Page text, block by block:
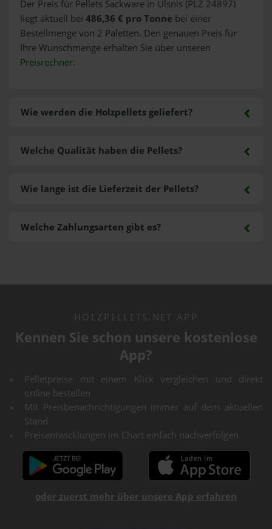
Der Preis für Pellets Sackware in Ulsnis (PLZ 24897)
liegt aktuell bei 486,36 € pro Tonne bei einer
Bestellmenge von 2 Paletten. Den genauen Preis für
Ihre Wunschmenge erhalten Sie über unseren
Preisrechner.
Wie werden die Holzpellets geliefert?
Welche Zahlungsarten gibt es?
Welche Qualität haben die Pellets?
Wie lange ist die Lieferzeit der Pellets?
HOLZPELLETS.NET APP
Kennen Sie schon unsere kostenlose
App?
Pelletpreise mit einem Klick vergleichen und direkt
online bestellen
Mit Preisbenachrichtigungen immer auf dem aktuellen
Stand
Preisentwicklungen im Chart einfach nachverfolgen
oder zuerst mehr über unsere App erfahren